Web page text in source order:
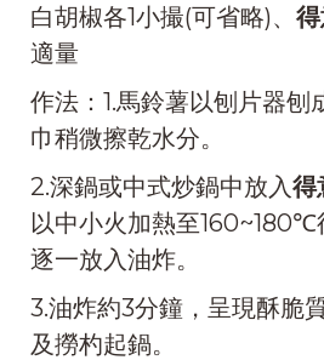
白胡椒各1小撮(可省略)、
適量
作法：1.馬鈴薯以刨片器刨
巾稍微擦乾水分。
2.深鍋或中式炒鍋中放入得
以中小火加熱至
逐一放入油炸。
3.油炸約3分鐘，呈現酥脆
及撈杓起鍋。